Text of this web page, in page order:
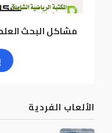
مشاكل البحث
الألعاب الفردية